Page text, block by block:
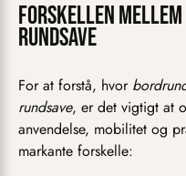
Forskellen
rundsave
For at forstå, hvor
rundsave, er det vigtigt at
anvendelse, mobilitet og
markante forskelle: